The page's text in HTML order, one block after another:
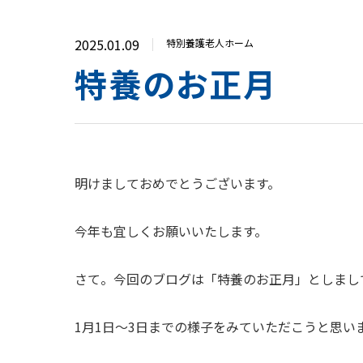
2025.01.09 特別養護老人ホーム
特養のお正月
明けましておめでとうございます。
今年も宜しくお願いいたします。
さて。今回のブログは「特養のお正月」としまし
1月1日～3日までの様子をみていただこうと思い